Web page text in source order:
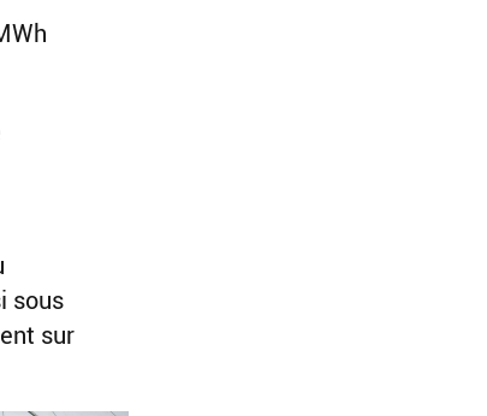
sous
sur